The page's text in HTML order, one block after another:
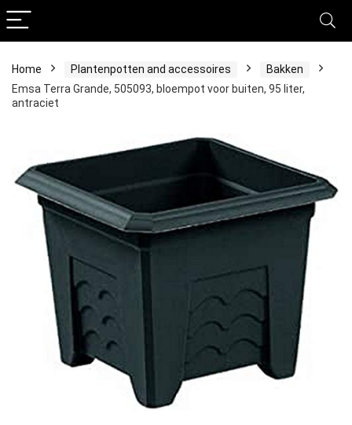
Home Plantenpotten and accessoires
Bakken
Emsa Terra Grande, 505093, bloempot voor buiten, 95 liter,
antraciet